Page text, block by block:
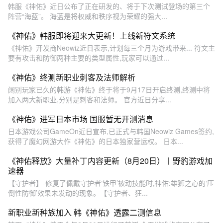
韩服《神佑》近日公布了正在研发的、将于下次测试登场的第三个
阵营“海蓝”。 海蓝是将权威和秩序视为荣耀的强大...
《神佑》韩服即将迎来大更新！上线新符文系统
《神佑》开发商Neowiz近日表示,计划每三个月为游戏带来... 符文主
要有攻击和防御两种主要的类型属性,玩家可以通过...
《神佑》终测新职业刺客及法师解析
阔别玩家已久的韩游《神佑》终于将于9月17日开启终测,终测中将
加入两大新职业,分别是刺客和法师。 官方近日分享...
《神佑》进军日本市场 国服暂无开测消息
日本游戏公司GameOn近日宣布,已正式与韩国Neowiz Games签约,
获得了魔幻网游大作《神佑》的日本独家营运权。 日本...
《神佑释放》大量补丁内容更新（8月20日）丨野豹游戏加
速器
【守护者】-修复了佩戴守护者‘铁甲’被动技能时,神佑:雄狮之心的‘压
倒性防御’效果未发动的现象。【守护者、狂...
新职业新种族加入 韩《神佑》透露二测信息